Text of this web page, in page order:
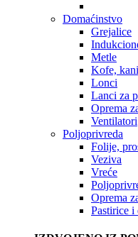
Domaćinstvo
Grejalice
Metle
Kofe,
Lonci
Lanci za
Oprema
Ventilatori
Poljoprivreda
Folije,
Veziva
Vreće
Oprema
Pastirice i